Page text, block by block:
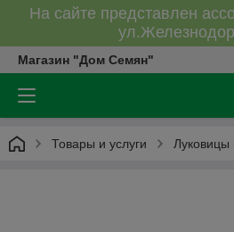
На сайте представлен
Магазин "Дом Семян"
Товары и услуги Луковицы